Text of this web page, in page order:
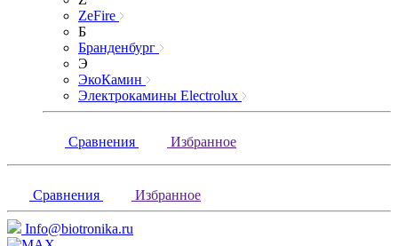
ZeFire
Б
Бранденбург
Э
ЭкоКамин
Электрокамины Electrolux
Сравнения Избранное
Сравнения Избранное
Info@biotronika.ru